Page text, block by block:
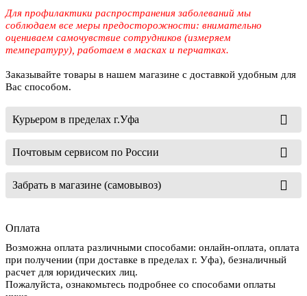
Для профилактики распространения заболеваний мы
соблюдаем все меры предосторожности: внимательно
оцениваем самочувствие сотрудников (измеряем
температуру), работаем в масках и перчатках.
Заказывайте товары в нашем магазине с доставкой удобным для
Вас способом.
Курьером в пределах г.Уфа
Почтовым сервисом по России
Забрать в магазине (самовывоз)
Оплата
Возможна оплата различными способами: онлайн-оплата, оплата
при получении (при доставке в пределах г. Уфа), безналичный
расчет для юридических лиц.
Пожалуйста, ознакомьтесь подробнее со способами оплаты